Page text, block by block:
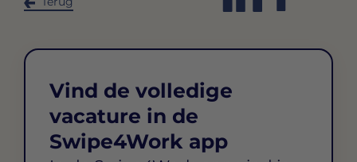
Vind de volledige
vacature in de
Swipe4Work app